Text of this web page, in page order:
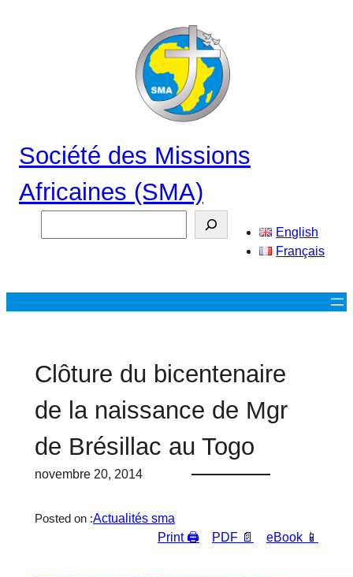
Société des Missions
Africaines (SMA)
English
Français
Clôture du bicentenaire
de la naissance de Mgr
de Brésillac au Togo
novembre 20, 2014
Posted on :Actualités sma
Print 🖨
PDF 📄 eBook 📱